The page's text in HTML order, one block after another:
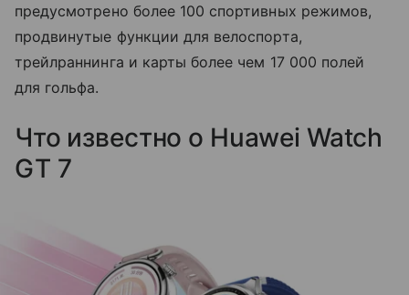
предусмотрено более 100 спортивных режимов,
продвинутые функции для велоспорта,
трейлраннинга и карты более чем 17 000 полей
для гольфа.
Что известно о Huawei Watch
GT 7